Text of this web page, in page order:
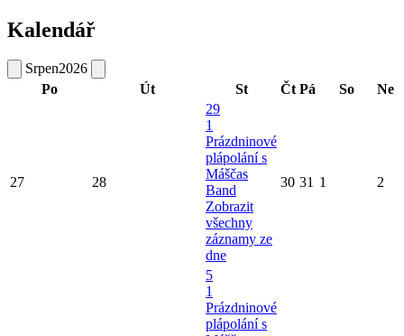
Kalendář
Srpen2026
Po
Út St Čt Pá So Ne
27 28
29
1
Prázdninové
plápolání s
Máščas
Band
Zobrazit
všechny
záznamy ze
dne
30 31 1 2
5
1
Prázdninové
plápolání s